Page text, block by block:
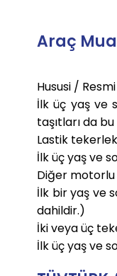
Araç
Hususi /
İlk üç yaş ve
taşıtları da
Lastik
İlk üç yaş ve
Diğer
İlk bir yaş ve
dahildir.)
İki veya üç
İlk üç yaş ve